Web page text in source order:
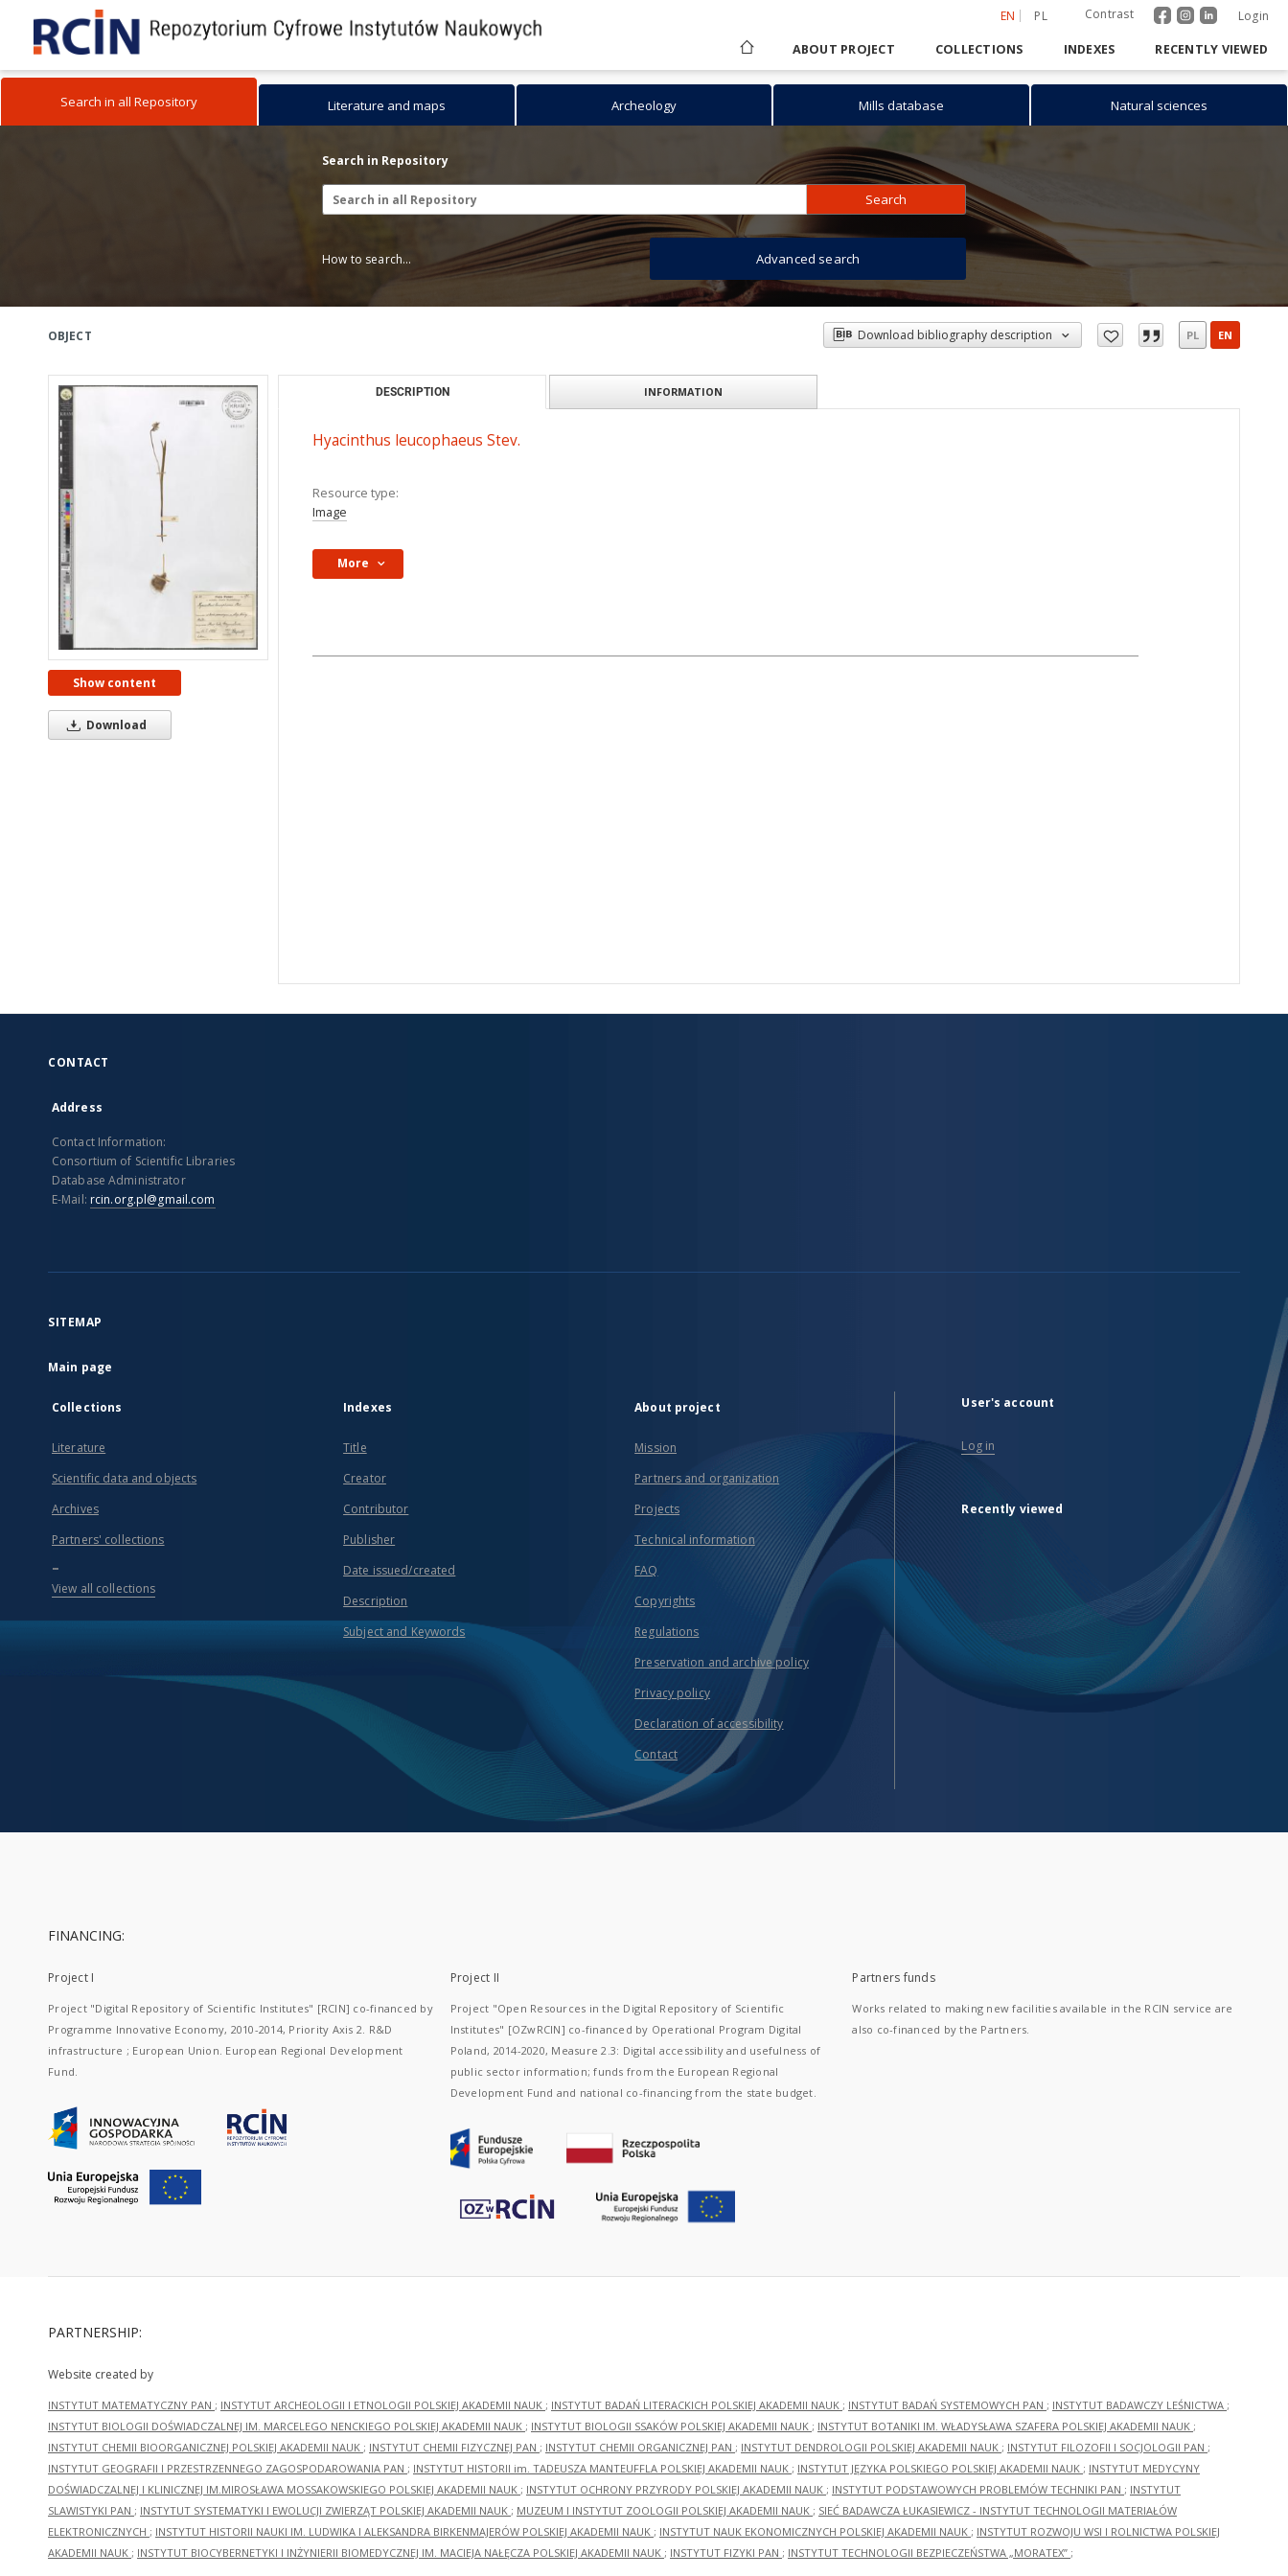
EN PL Contrast Login
ABOUT PROJECT COLLECTIONS INDEXES RECENTLY VIEWED
Search in all Repository Literature and maps Archeology Mills database Natural sciences
Search in Repository
Search
How to search... Advanced search
OBJECT Download bibliography description PL EN
Show content
Download
DESCRIPTION INFORMATION
Hyacinthus leucophaeus Stev.
Resource type:
Image
More
CONTACT
Address
Contact Information:
Consortium of Scientific Libraries
Database Administrator
E-Mail: rcin.org.pl@gmail.com
SITEMAP
Main page
Collections
Literature
Scientific data and objects
Archives
Partners' collections
...
View all collections
Indexes
Title
Creator
Contributor
Publisher
Date issued/created
Description
Subject and Keywords
About project
Mission
Partners and organization
Projects
Technical information
FAQ
Copyrights
Regulations
Preservation and archive policy
Privacy policy
Declaration of accessibility
Contact
User's account
Log in
Recently viewed
FINANCING:
Project I
Project "Digital Repository of Scientific Institutes" [RCIN] co-financed by
Programme Innovative Economy, 2010-2014, Priority Axis 2. R&D
infrastructure ; European Union. European Regional Development
Fund.
Project II
Project "Open Resources in the Digital Repository of Scientific
Institutes" [OZwRCIN] co-financed by Operational Program Digital
Poland, 2014-2020, Measure 2.3: Digital accessibility and usefulness of
public sector information; funds from the European Regional
Development Fund and national co-financing from the state budget.
Partners funds
Works related to making new facilities available in the RCIN service are
also co-financed by the Partners.
PARTNERSHIP:
Website created by
INSTYTUT MATEMATYCZNY PAN ; INSTYTUT ARCHEOLOGII I ETNOLOGII POLSKIEJ AKADEMII NAUK ; INSTYTUT BADAŃ LITERACKICH POLSKIEJ AKADEMII NAUK ; INSTYTUT BADAŃ SYSTEMOWYCH PAN ; INSTYTUT BADAWCZY LEŚNICTWA ;
INSTYTUT BIOLOGII DOŚWIADCZALNEJ IM. MARCELEGO NENCKIEGO POLSKIEJ AKADEMII NAUK ; INSTYTUT BIOLOGII SSAKÓW POLSKIEJ AKADEMII NAUK ; INSTYTUT BOTANIKI IM. WŁADYSŁAWA SZAFERA POLSKIEJ AKADEMII NAUK ;
INSTYTUT CHEMII BIOORGANICZNEJ POLSKIEJ AKADEMII NAUK ; INSTYTUT CHEMII FIZYCZNEJ PAN ; INSTYTUT CHEMII ORGANICZNEJ PAN ; INSTYTUT DENDROLOGII POLSKIEJ AKADEMII NAUK ; INSTYTUT FILOZOFII I SOCJOLOGII PAN ;
INSTYTUT GEOGRAFII I PRZESTRZENNEGO ZAGOSPODAROWANIA PAN ; INSTYTUT HISTORII im. TADEUSZA MANTEUFFLA POLSKIEJ AKADEMII NAUK ; INSTYTUT JĘZYKA POLSKIEGO POLSKIEJ AKADEMII NAUK ; INSTYTUT MEDYCYNY
DOŚWIADCZALNEJ I KLINICZNEJ IM.MIROSŁAWA MOSSAKOWSKIEGO POLSKIEJ AKADEMII NAUK ; INSTYTUT OCHRONY PRZYRODY POLSKIEJ AKADEMII NAUK ; INSTYTUT PODSTAWOWYCH PROBLEMÓW TECHNIKI PAN ; INSTYTUT
SLAWISTYKI PAN ; INSTYTUT SYSTEMATYKI I EWOLUCJI ZWIERZĄT POLSKIEJ AKADEMII NAUK ; MUZEUM I INSTYTUT ZOOLOGII POLSKIEJ AKADEMII NAUK ; SIEĆ BADAWCZA ŁUKASIEWICZ - INSTYTUT TECHNOLOGII MATERIAŁÓW
ELEKTRONICZNYCH ; INSTYTUT HISTORII NAUKI IM. LUDWIKA I ALEKSANDRA BIRKENMAJERÓW POLSKIEJ AKADEMII NAUK ; INSTYTUT NAUK EKONOMICZNYCH POLSKIEJ AKADEMII NAUK ; INSTYTUT ROZWOJU WSI I ROLNICTWA POLSKIEJ
AKADEMII NAUK ; INSTYTUT BIOCYBERNETYKI I INŻYNIERII BIOMEDYCZNEJ IM. MACIEJA NAŁĘCZA POLSKIEJ AKADEMII NAUK ; INSTYTUT FIZYKI PAN ; INSTYTUT TECHNOLOGII BEZPIECZEŃSTWA „MORATEX” ;